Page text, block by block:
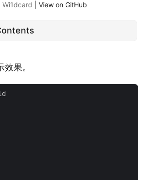
Wi1dcard | View on GitHub
果。